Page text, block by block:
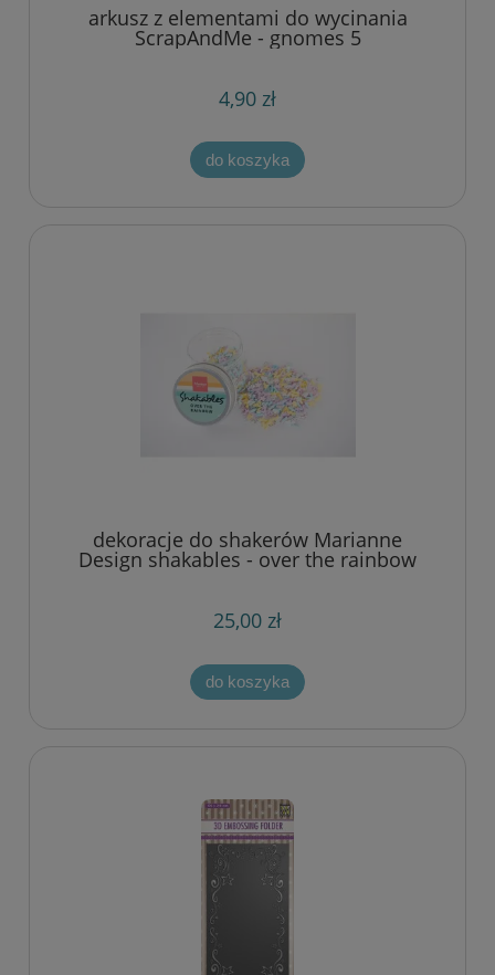
arkusz z elementami do wycinania
ScrapAndMe - gnomes 5
4,90 zł
do koszyka
dekoracje do shakerów Marianne
Design shakables - over the rainbow
25,00 zł
do koszyka